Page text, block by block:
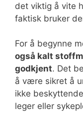
det viktig å vite
faktisk bruker
For å begynne
også kalt
godkjent. Det
å være sikret å
ikke
leger eller